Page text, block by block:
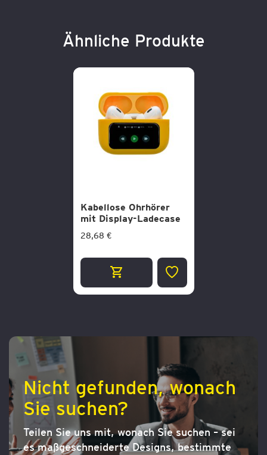
Ähnliche Produkte
Kabellose Ohrhörer
mit Display-Ladecase
28,68 €
ZUR
Nicht gefunden, wonach
Sie suchen?
Teilen Sie uns mit, wonach Sie suchen – sei
es maßgeschneiderte Designs, bestimmte